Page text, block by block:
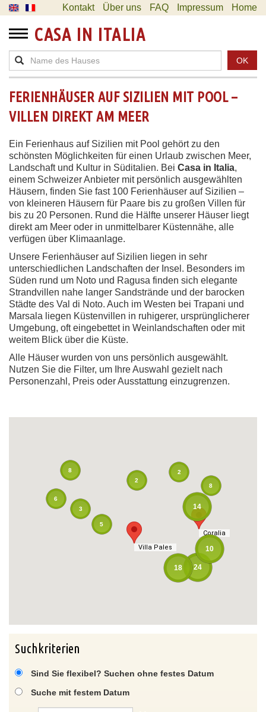
Kontakt Über uns FAQ Impressum Home
CASA IN ITALIA
OK
FERIENHÄUSER AUF SIZILIEN MIT POOL –
VILLEN DIREKT AM MEER
Ein Ferienhaus auf Sizilien mit Pool gehört zu den
schönsten Möglichkeiten für einen Urlaub zwischen Meer,
Landschaft und Kultur in Süditalien. Bei Casa in Italia,
einem Schweizer Anbieter mit persönlich ausgewählten
Häusern, finden Sie fast 100 Ferienhäuser auf Sizilien –
von kleineren Häusern für Paare bis zu großen Villen für
bis zu 20 Personen. Rund die Hälfte unserer Häuser liegt
direkt am Meer oder in unmittelbarer Küstennähe, alle
verfügen über Klimaanlage.
Unsere Ferienhäuser auf Sizilien liegen in sehr
unterschiedlichen Landschaften der Insel. Besonders im
Süden rund um Noto und Ragusa finden sich elegante
Strandvillen nahe langer Sandstrände und der barocken
Städte des Val di Noto. Auch im Westen bei Trapani und
Marsala liegen Küstenvillen in ruhigerer, ursprünglicherer
Umgebung, oft eingebettet in Weinlandschaften oder mit
weitem Blick über die Küste.
Alle Häuser wurden von uns persönlich ausgewählt.
Nutzen Sie die Filter, um Ihre Auswahl gezielt nach
Personenzahl, Preis oder Ausstattung einzugrenzen.
Villa Pales
Coralia
8
3 14
24
6
18
2
5
Villa Pales 10
Coralia
2
8
Suchkriterien
Sind Sie flexibel? Suchen ohne festes Datum
Suche mit festem Datum